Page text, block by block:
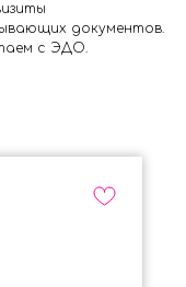
документов.
с ЭДО.